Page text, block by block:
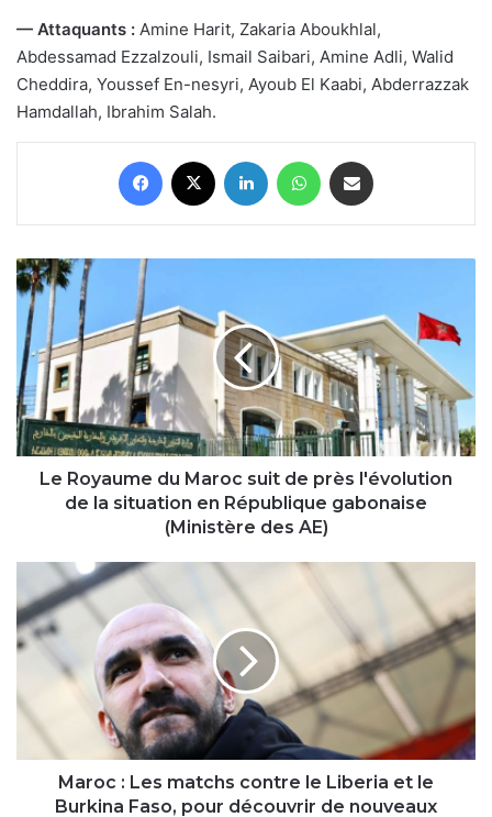
— Attaquants : Amine Harit, Zakaria Aboukhlal,
Abdessamad Ezzalzouli, Ismail Saibari, Amine Adli, Walid
Cheddira, Youssef En-nesyri, Ayoub El Kaabi, Abderrazzak
Hamdallah, Ibrahim Salah.
Facebook Linkedin WhatsApp
Le
Royaume
du
Maroc
suit
de
près
l'évolution
de
situation
gabonaise
(Ministère
des
AE)
Le Royaume du Maroc suit de près l'évolution
de la situation en République gabonaise
(Ministère des AE)
Maroc
Les
matchs
Liberia
le
BurkinaMaroc : Les matchs contre le Liberia et le
Burkina Faso, pour découvrir de nouveaux